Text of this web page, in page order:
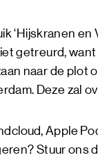
‘Hijskranen
getreurd,
naar de plot
Deze zal
,Apple
Stuur ons